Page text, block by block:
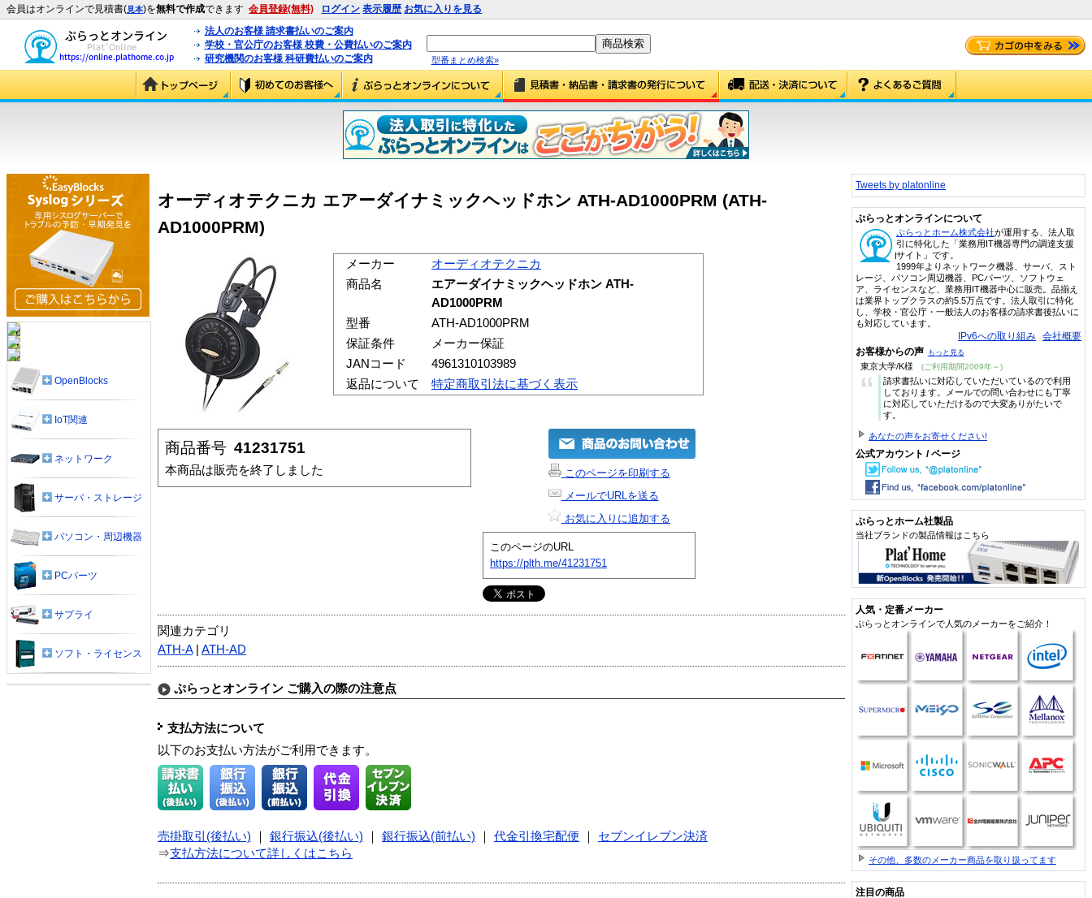
会員はオンラインで見積書(見本)を無料で作成できます 会員登録(無料) ログイン 表示履歴 お気に入りを見る
法人のお客様 請求書払いのご案内
学校・官公庁のお客様 校費・公費払いのご案内
研究機関のお客様 科研費払いのご案内
型番まとめ検索»
オーディオテクニカ エアーダイナミックヘッドホン ATH-AD1000PRM (ATH-
AD1000PRM)
メーカー
オーディオテクニカ
商品名
エアーダイナミックヘッドホン ATH-
AD1000PRM
型番
ATH-AD1000PRM
保証条件
メーカー保証
JANコード
4961310103989
返品について
特定商取引法に基づく表示
商品番号 41231751
本商品は販売を終了しました
このページを印刷する
メールでURLを送る
お気に入りに追加する
このページのURL
https://plth.me/41231751
関連カテゴリ
ATH-A| ATH-AD
ぷらっとオンライン ご購入の際の注意点
支払方法について
以下のお支払い方法がご利用できます。
売掛取引(後払い) 銀行振込(後払い) 銀行振込(前払い) 代金引換宅配便
セブンイレブン決済
⇒支払方法について詳しくはこちら
OpenBlocks
IoT関連
ネットワーク
サーバ・ストレージ
パソコン・周辺機器
PCパーツ
サプライ
ソフト・ライセンス
Tweets by platonline
ぷらっとオンラインについて
ぷらっとホーム株式会社が運用する、法人取
引に特化した「業務用IT機器専門の調達支援
サイト」です。
1999年よりネットワーク機器、サーバ、スト
レージ、パソコン周辺機器、PCパーツ、ソフトウェ
ア、ライセンスなど、業務用IT機器中心に販売。品揃え
は業界トップクラスの約5.5万点です。法人取引に特化
し、学校・官公庁・一般法人のお客様の請求書後払いに
も対応しています。
IPv6への取り組み 会社概要
お客様からの声 もっと見る
東京大学/K様 (ご利用期間2009年～)
“
請求書払いに対応していただいているので利用
しております。メールでの問い合わせにも丁寧
に対応していただけるので大変ありがたいで
す。
あなたの声をお寄せください!
公式アカウント / ページ
ぷらっとホーム社製品
当社ブランドの製品情報はこちら
人気・定番メーカー
ぷらっとオンラインで人気のメーカーをご紹介！
その他、多数のメーカー商品を取り扱ってます
注目の商品